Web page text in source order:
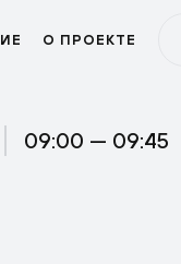
О ПРОЕКТЕ
09:00 — 09:45